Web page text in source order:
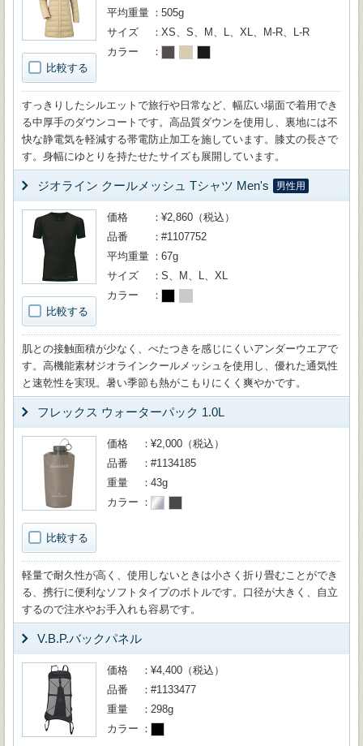
比較する
平均重量
505g
サイズ
XS、S、M、L、XL、M-R、L-R
カラー
すっきりしたシルエットで旅行や日常など、幅広い場面で着用でき
る中厚手のダウンコートです。高品質ダウンを使用し、裏地には不
快な静電気を軽減する帯電防止加工を施しています。膝丈の長さで
す。身幅にゆとりを持たせたサイズも展開しています。
ジオライン クールメッシュ Tシャツ Men's 男性用
比較する
価格
¥2,860（税込）
品番
#1107752
平均重量
67g
サイズ
S、M、L、XL
カラー
肌との接触面積が少なく、べたつきを感じにくいアンダーウエアで
す。高機能素材ジオラインクールメッシュを使用し、優れた通気性
と速乾性を実現。暑い季節も熱がこもりにくく爽やかです。
フレックス ウォーターパック 1.0L
比較する
価格
¥2,000（税込）
品番
#1134185
重量
43g
カラー
軽量で耐久性が高く、使用しないときは小さく折り畳むことができ
る、携行に便利なソフトタイプのボトルです。口径が大きく、自立
するので注水やお手入れも容易です。
V.B.P.バックパネル
価格
¥4,400（税込）
品番
#1133477
重量
298g
カラー